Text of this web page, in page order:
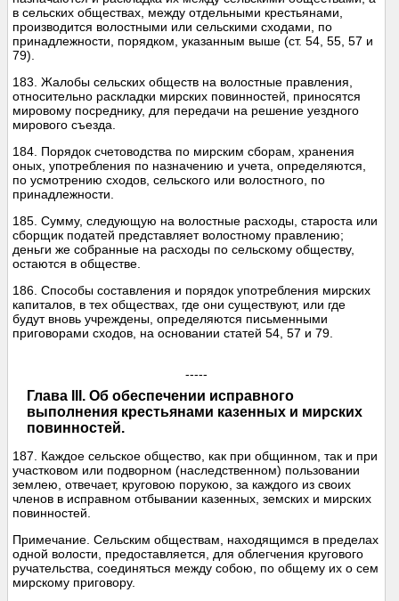
в сельских обществах, между отдельными крестьянами,
производится волостными или сельскими сходами, по
принадлежности, порядком, указанным выше (ст. 54, 55, 57 и
79).
183. Жалобы сельских обществ на волостные правления,
относительно раскладки мирских повинностей, приносятся
мировому посреднику, для передачи на решение уездного
мирового съезда.
184. Порядок счетоводства по мирским сборам, хранения
оных, употребления по назначению и учета, определяются,
по усмотрению сходов, сельского или волостного, по
принадлежности.
185. Сумму, следующую на волостные расходы, староста или
сборщик податей представляет волостному правлению;
деньги же собранные на расходы по сельскому обществу,
остаются в обществе.
186. Способы составления и порядок употребления мирских
капиталов, в тех обществах, где они существуют, или где
будут вновь учреждены, определяются письменными
приговорами сходов, на основании статей 54, 57 и 79.
-----
Глава III. Об обеспечении исправного
выполнения крестьянами казенных и мирских
повинностей.
187. Каждое сельское общество, как при общинном, так и при
участковом или подворном (наследственном) пользовании
землею, отвечает, круговою порукою, за каждого из своих
членов в исправном отбывании казенных, земских и мирских
повинностей.
Примечание. Сельским обществам, находящимся в пределах
одной волости, предоставляется, для облегчения кругового
ручательства, соединяться между собою, по общему их о сем
мирскому приговору.